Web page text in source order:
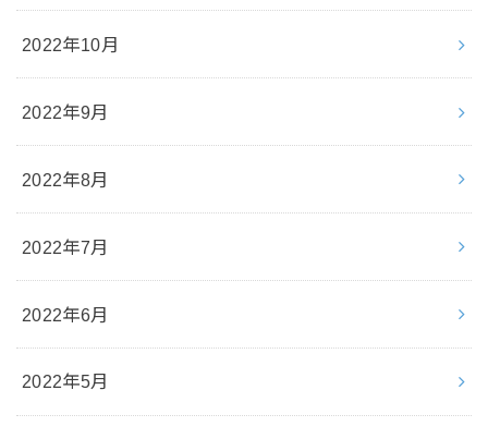
2022年10月
2022年9月
2022年8月
2022年7月
2022年6月
2022年5月